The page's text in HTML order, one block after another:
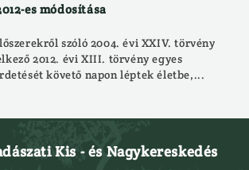
es módosítása
szóló 2004. évi XXIV. törvény
2012. évi XIII. törvény egyes
követő napon léptek életbe,...
Kis - és Nagykereskedés